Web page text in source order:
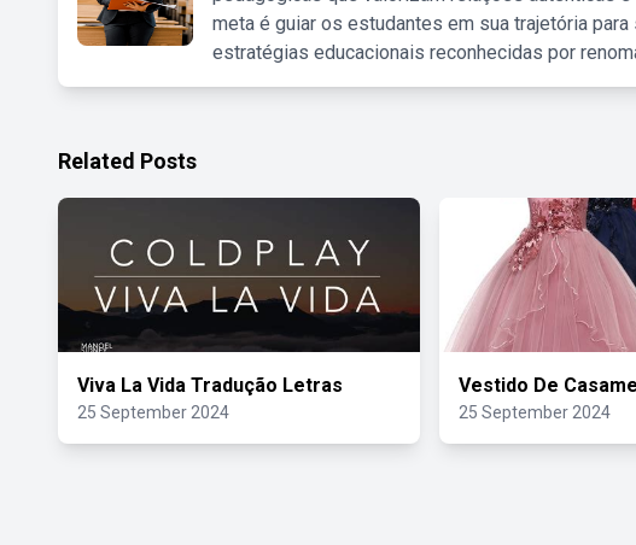
meta é guiar os estudantes em sua trajetória
estratégias educacionais reconhecidas por
Related Posts
Viva La Vida Tradução Letras
25 September 2024
Vestido De
25 September 2024